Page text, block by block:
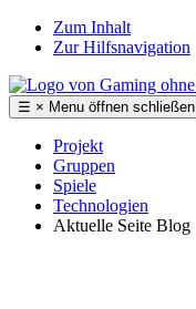
Zum Inhalt
Zur Hilfsnavigation
☰ × Menu öffnen schließen
Projekt
Gruppen
Spiele
Technologien
Aktuelle Seite Blog